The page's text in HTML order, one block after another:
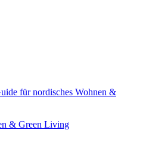
für nordisches Wohnen &
& Green Living